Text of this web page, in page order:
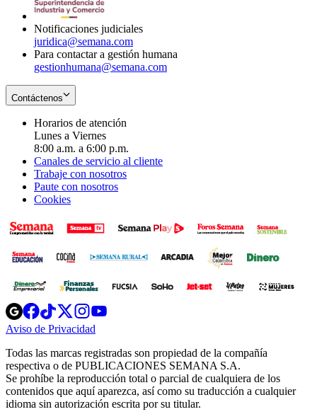
Notificaciones judiciales
juridica@semana.com
Para contactar a gestión humana
gestionhumana@semana.com
Contáctenos
Horarios de atención
Lunes a Viernes
8:00 a.m. a 6:00 p.m.
Canales de servicio al cliente
Trabaje con nosotros
Paute con nosotros
Cookies
Opens
in
new
Opens
in
new
Opens
in
new
window
Opens
new
windowwindow
Aviso de Privacidad
new
window
Todas las marcas registradas son propiedad de la compañía
respectiva o de PUBLICACIONES SEMANA S.A.
Se prohíbe la reproducción total o parcial de cualquiera de los
contenidos que aquí aparezca, así como su traducción a cualquier
idioma sin autorización escrita por su titular.